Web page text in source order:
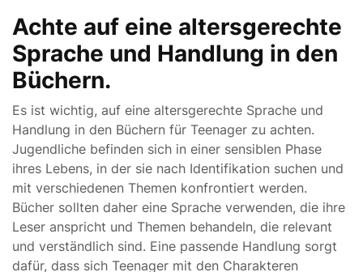
Achte auf eine altersgerechte
Sprache und Handlung in den
Büchern.
Es ist wichtig, auf eine altersgerechte Sprache und
Handlung in den Büchern für Teenager zu achten.
Jugendliche befinden sich in einer sensiblen Phase
ihres Lebens, in der sie nach Identifikation suchen und
mit verschiedenen Themen konfrontiert werden.
Bücher sollten daher eine Sprache verwenden, die ihre
Leser anspricht und Themen behandeln, die relevant
und verständlich sind. Eine passende Handlung sorgt
dafür, dass sich Teenager mit den Charakteren